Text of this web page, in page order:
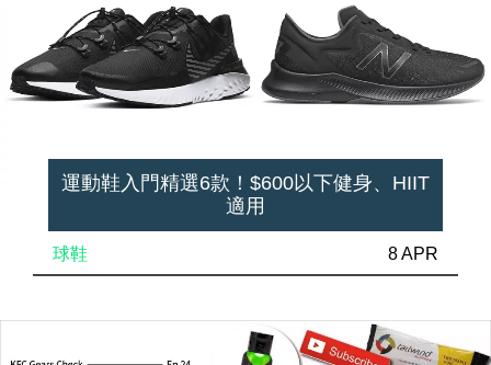
運動鞋入門精選6款！$600以下健身、HIIT
適用
球鞋 8 APR